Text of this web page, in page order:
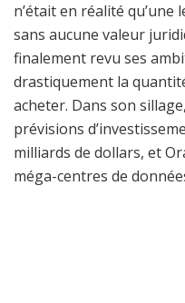
n’était en réalité
sans aucune valeur
finalement revu ses
drastiquement la
acheter. Dans son
prévisions
milliards de dollars, et
méga-centres de